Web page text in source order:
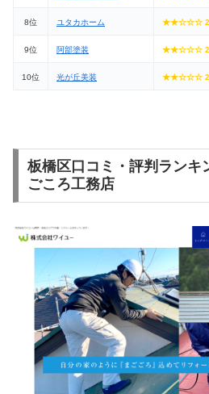
8位 ユタカホーム ★★☆☆☆
9位 阿部塗装 ★★☆☆☆
10位 光が丘美装 ★★☆☆☆
板橋区口コミ・評判ランキ
ごころ工務店